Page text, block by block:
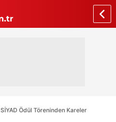
SİYAD Ödül Töreninden Kareler